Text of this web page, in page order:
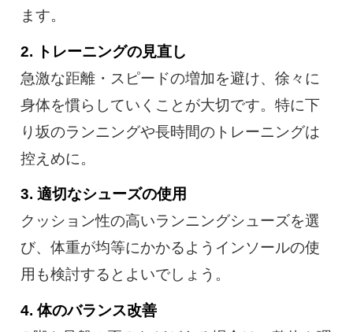
ます。
2. トレーニングの見直し
急激な距離・スピードの増加を避け、徐々に
身体を慣らしていくことが大切です。特に下
り坂のランニングや長時間のトレーニングは
控えめに。
3. 適切なシューズの使用
クッション性の高いランニングシューズを選
び、体重が均等にかかるようインソールの使
用も検討するとよいでしょう。
4. 体のバランス改善